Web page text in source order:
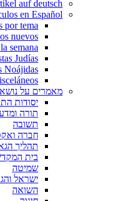
auf deutsch
en Español
por tema
nuevos
semana
Judías
Noájidas
מאמרים על
יסודות
תורה
תשובה
חברה
תהליך
בית
שמיטה
ישראל
השואה